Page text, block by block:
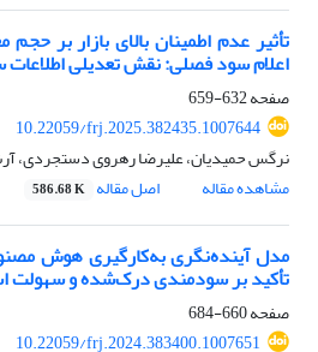
تأثیر عدم اطمینان بالای بازار بر
اعلام سود فصلی: نقش تعدیلی اطلاعات
صفحه632-659
10.22059/frj.2025.382435.1007644
نرگس حمیدیان، علیرضا رهروی دستجردی،
مشاهده مقاله
اصل مقاله 586.68 K
مدل آینده‌نگری به‌کارگیری هوش
تأکید بر سودمندی درک‌شده و سهولت
صفحه660-684
10.22059/frj.2024.383400.1007651